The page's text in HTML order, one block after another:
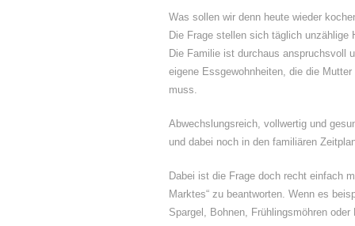
Was sollen wir denn heute wieder
Die Frage stellen sich täglich unzählige
Die Familie ist durchaus anspruchsvoll
eigene Essgewohnheiten, die die
muss.
Abwechslungsreich, vollwertig und
und dabei noch in den familiären
Dabei ist die Frage doch recht einfach
Marktes“ zu beantworten. Wenn es
Spargel, Bohnen, Frühlingsmöhren